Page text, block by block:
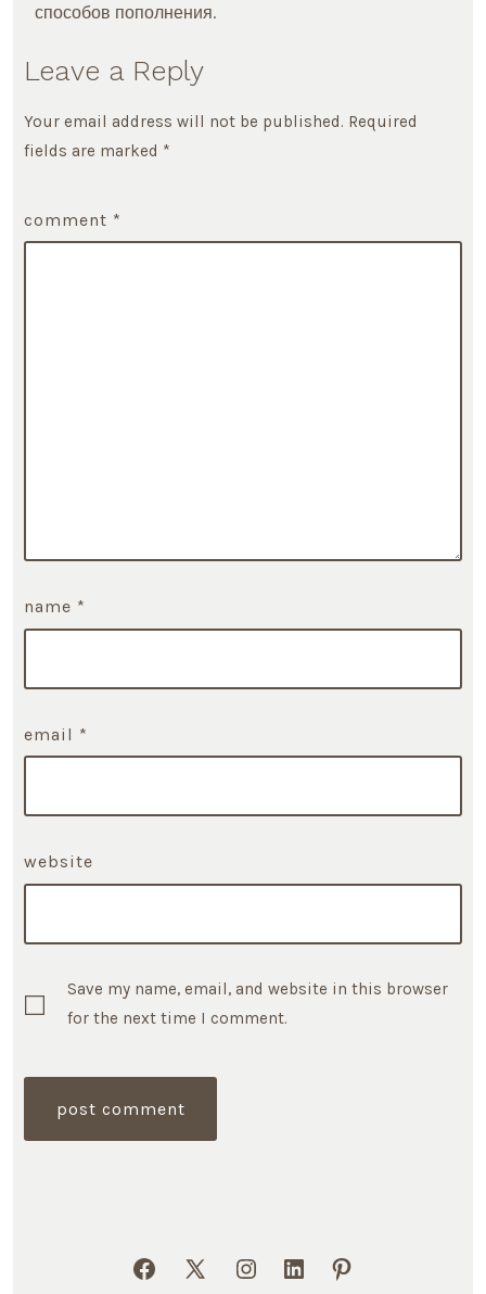
способов пополнения.
Leave a Reply
Your email address will not be published. Required
fields are marked *
comment *
name *
email *
website
Save my name, email, and website in this browser
for the next time I comment.
Open Open Open Open